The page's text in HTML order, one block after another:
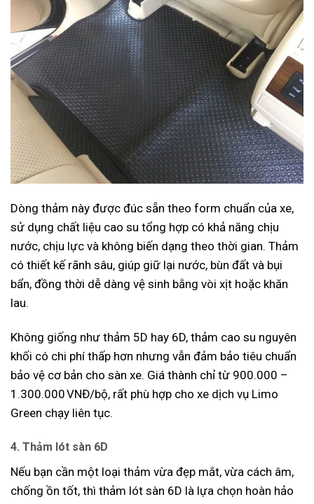
Dòng thảm này được đúc sẵn theo form chuẩn của xe,
sử dụng chất liệu cao su tổng hợp có khả năng chịu
nước, chịu lực và không biến dạng theo thời gian. Thảm
có thiết kế rãnh sâu, giúp giữ lại nước, bùn đất và bụi
bẩn, đồng thời dễ dàng vệ sinh bằng vòi xịt hoặc khăn
lau.
Không giống như thảm 5D hay 6D, thảm cao su nguyên
khối có chi phí thấp hơn nhưng vẫn đảm bảo tiêu chuẩn
bảo vệ cơ bản cho sàn xe. Giá thành chỉ từ 900.000 –
1.300.000 VNĐ/bộ, rất phù hợp cho xe dịch vụ Limo
Green chạy liên tục.
4. Thảm lót sàn 6D
Nếu bạn cần một loại thảm vừa đẹp mắt, vừa cách âm,
chống ồn tốt, thì thảm lót sàn 6D là lựa chọn hoàn hảo